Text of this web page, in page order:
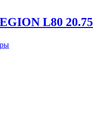
L80 20.75
Этот